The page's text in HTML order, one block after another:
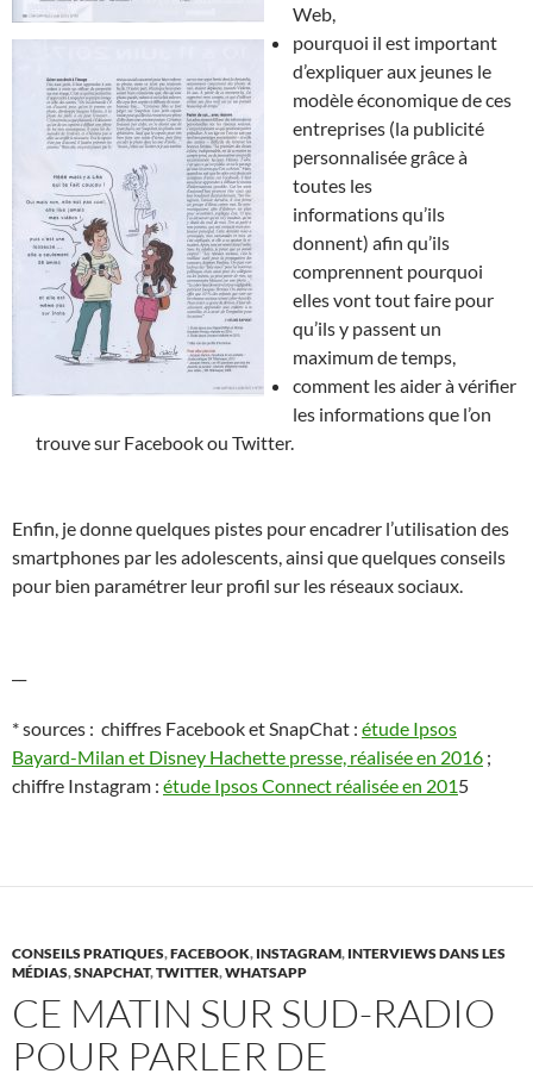
Web,
pourquoi il est important
d’expliquer aux jeunes le
modèle économique de ces
entreprises (la publicité
personnalisée grâce à
toutes les
informations qu’ils
donnent) afin qu’ils
comprennent pourquoi
elles vont tout faire pour
qu’ils y passent un
maximum de temps,
comment les aider à vérifier
les informations que l’on
trouve sur Facebook ou Twitter.
Enfin, je donne quelques pistes pour encadrer l’utilisation des
smartphones par les adolescents, ainsi que quelques conseils
pour bien paramétrer leur profil sur les réseaux sociaux.
*sources : chiffres Facebook et SnapChat : étude Ipsos
Bayard-Milan et Disney Hachette presse, réalisée en 2016 ;
chiffre Instagram : étude Ipsos Connect réalisée en 2015
CONSEILS PRATIQUES,FACEBOOK, INSTAGRAM, INTERVIEWS DANS LES
MÉDIAS,SNAPCHAT,TWITTER,WHATSAPP
CE MATIN SUR SUD-RADIO
POUR PARLER DE